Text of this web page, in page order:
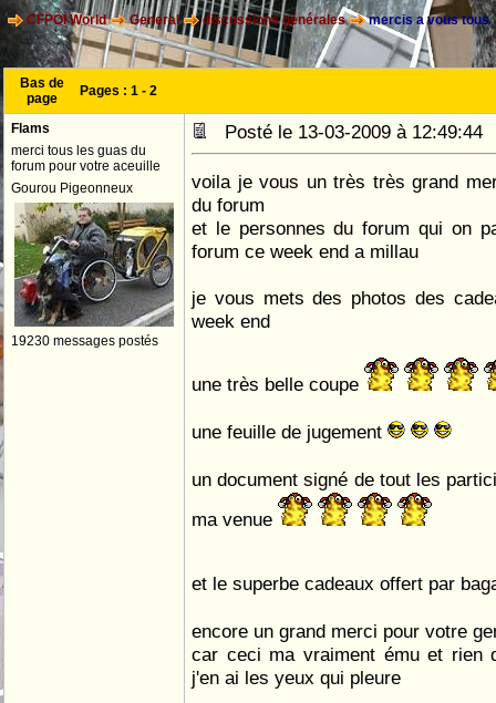
CFPOI World General discussions générales mercis a vous tous
Bas de
page
Pages : 1 - 2
Flams
merci tous les guas du
forum pour votre aceuille
Gourou Pigeonneux
19230 messages postés
Posté le 13-03-2009 à
voila je vous un très très grand
du forum
et le personnes du forum qui on
forum ce week end a millau
je vous mets des photos des
week end
une très belle coupe
une feuille de jugement
un document signé de tout les
ma venue
et le superbe cadeaux offert par
encore un grand merci pour votre
car ceci ma vraiment ému et rien
j'en ai les yeux qui pleure